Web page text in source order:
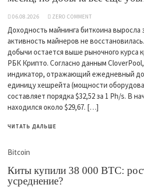
06.08.2026 ZERO COMMENT
Доходность майнинга биткоина выросла
активность майнеров не
добычи остается выше рыночного
РБК Крипто. Согласно данным
индикатор, отражающий ежедневный
единицу хешрейта (мощности
составляет порядка $32,52 за 1 Ph/s. В
находился около $29,67. […]
ЧИТАТЬ ДАЛЬШЕ
Bitcoin
Киты купили 38 000 BTC:
усреднение?